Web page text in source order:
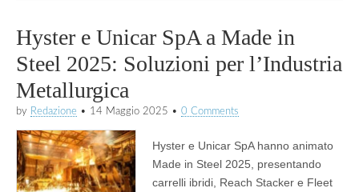
Hyster e Unicar SpA a Made in
Steel 2025: Soluzioni per l’Industria
Metallurgica
by Redazione • 14 Maggio 2025 • 0 Comments
Hyster e Unicar SpA hanno animato
Made in Steel 2025, presentando
carrelli ibridi, Reach Stacker e Fleet